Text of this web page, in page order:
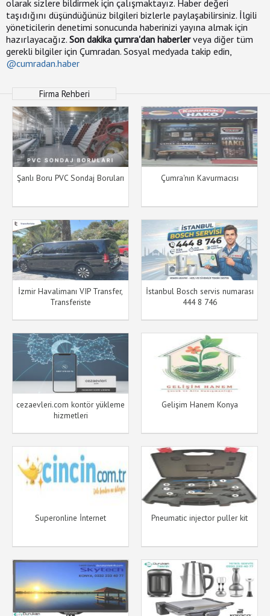
olarak sizlere bildirmek için çalışmaktayız. Haber değeri
taşıdığını düşündüğünüz bilgileri bizlerle paylaşabilirsiniz. İlgili
yöneticilerin denetimi sonucunda haberinizi yayına almak için
hazırlayacağız. Son dakika çumra'dan haberlerveya diğer tüm
gerekli bilgiler için Çumradan. Sosyal medyada takip edin,
@cumradan.haber
Firma Rehberi
Şanlı Boru PVC Sondaj Boruları Çumra'nın Kavurmacısı
İzmir Havalimanı VIP Transfer,
Transferiste
İstanbul Bosch servis numarası
444 8 746
cezaevleri.com kontör yükleme
hizmetleri
Gelişim Hanem Konya
Superonline İnternet Pneumatic injector puller kit